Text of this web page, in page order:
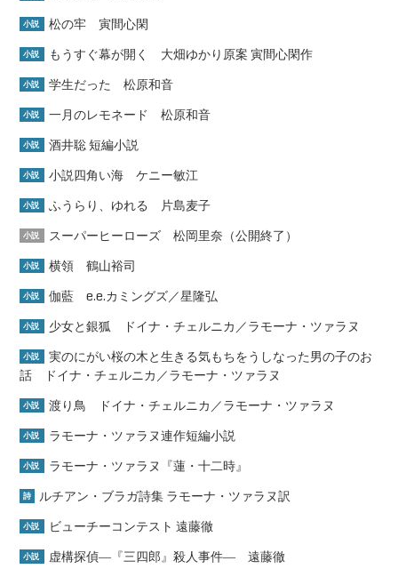
小説 松の牢 寅間心閑
小説 もうすぐ幕が開く 大畑ゆかり原案 寅間心閑作
小説 学生だった 松原和音
小説 一月のレモネード 松原和音
小説 酒井聡 短編小説
小説 小説四角い海 ケニー敏江
小説 ふうらり、ゆれる 片島麦子
小説 スーパーヒーローズ 松岡里奈（公開終了）
小説 横領 鶴山裕司
小説 伽藍 e.e.カミングズ／星隆弘
小説 少女と銀狐 ドイナ・チェルニカ／ラモーナ・ツァラヌ
小説
実のにがい桜の木と生きる気もちをうしなった男の子のお
話 ドイナ・チェルニカ／ラモーナ・ツァラヌ
小説 渡り鳥 ドイナ・チェルニカ／ラモーナ・ツァラヌ
小説 ラモーナ・ツァラヌ連作短編小説
小説 ラモーナ・ツァラヌ『蓮・十二時』
詩 ルチアン・ブラガ詩集 ラモーナ・ツァラヌ訳
小説 ビューチーコンテスト 遠藤徹
小説 虚構探偵―『三四郎』殺人事件― 遠藤徹